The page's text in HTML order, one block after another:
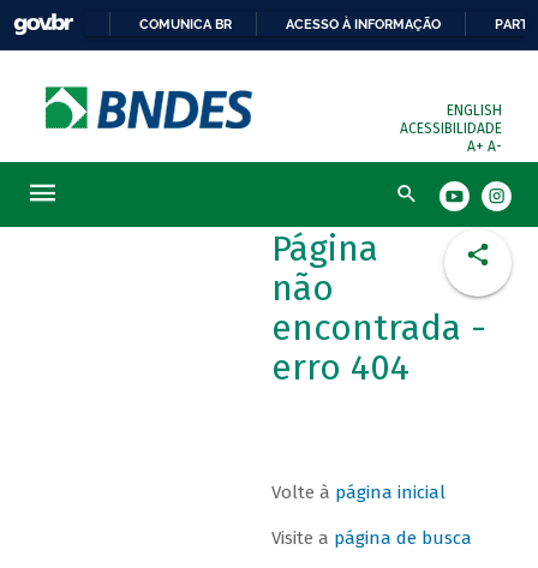
COMUNICA BR ACESSO À INFORMAÇÃO
ENGLISH
ACESSIBILIDADE
A+ A-
Busca
Página
não
encontrada -
erro 404
Volte à página inicial
Visite a página de busca